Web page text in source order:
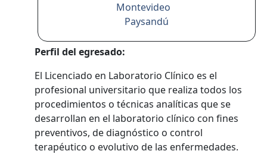
Montevideo
Paysandú
Perfil del egresado:
El Licenciado en Laboratorio Clínico es el
profesional universitario que realiza todos los
procedimientos o técnicas analíticas que se
desarrollan en el laboratorio clínico con fines
preventivos, de diagnóstico o control
terapéutico o evolutivo de las enfermedades.